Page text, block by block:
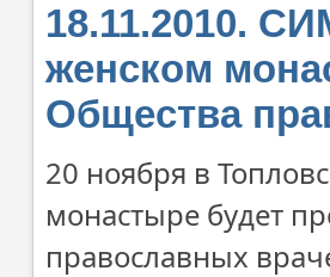
18.11.2010.
женском
Общества
20 ноября в
монастыре будет
православных